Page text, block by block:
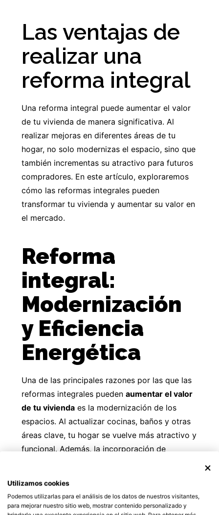
Las ventajas de
realizar una
reforma integral
Una reforma integral puede aumentar el valor
de tu vivienda de manera significativa. Al
realizar mejoras en diferentes áreas de tu
hogar, no solo modernizas el espacio, sino que
también incrementas su atractivo para futuros
compradores. En este artículo, exploraremos
cómo las reformas integrales pueden
transformar tu vivienda y aumentar su valor en
el mercado.
Reforma
integral:
Modernización
y Eficiencia
Energética
Una de las principales razones por las que las
reformas integrales pueden aumentar el valor
de tu vivienda es la modernización de los
espacios. Al actualizar cocinas, baños y otras
áreas clave, tu hogar se vuelve más atractivo y
funcional. Además, la incorporación de
para los compradores. Por ejemplo, la
Utilizamos cookies
Podemos utilizarlas para el análisis de los datos de nuestros visitantes,
para mejorar nuestro sitio web, mostrar contenido personalizado y